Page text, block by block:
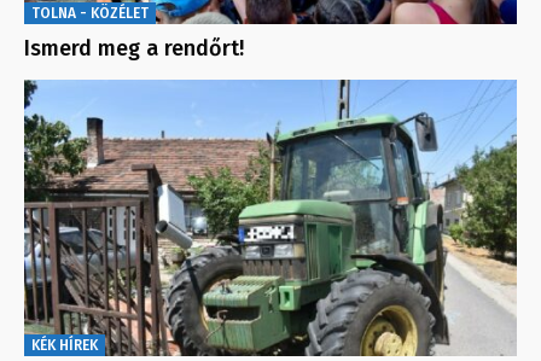
TOLNA - KÖZÉLET
Ismerd meg a rendőrt!
KÉK HÍREK